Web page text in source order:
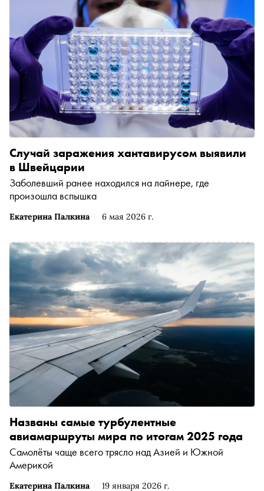
Екатерина Палкина 6 мая 2026 г.
Случай заражения хантавирусом выявили
в Швейцарии
Заболевший ранее находился на лайнере, где
произошла вспышка
Екатерина Палкина 19 января 2026 г.
Названы самые турбулентные
авиамаршруты мира по итогам 2025 года
Самолёты чаще всего трясло над Азией и Южной
Америкой